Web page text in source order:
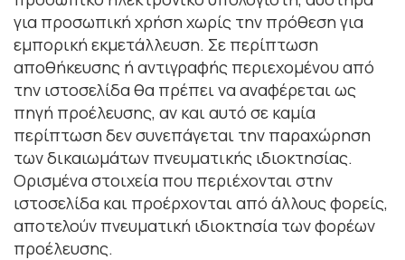
για προσωπική χρήση χωρίς την πρόθεση για
εµπορική εκµετάλλευση. Σε περίπτωση
αποθήκευσης ή αντιγραφής περιεχοµένου από
την ιστοσελίδα θα πρέπει να αναφέρεται ως
πηγή προέλευσης, αν και αυτό σε καµία
περίπτωση δεν συνεπάγεται την παραχώρηση
των δικαιωµάτων πνευµατικής ιδιοκτησίας.
Ορισµένα στοιχεία που περιέχονται στην
ιστοσελίδα και προέρχονται από άλλους φορείς,
αποτελούν πνευµατική ιδιοκτησία των φορέων
προέλευσης.